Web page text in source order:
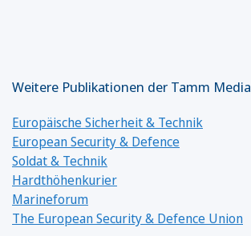
Weitere Publikationen der Tamm Media
Europäische Sicherheit & Technik
European Security & Defence
Soldat & Technik
Hardthöhenkurier
Marineforum
The European Security & Defence Union